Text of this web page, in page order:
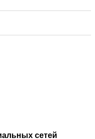
сетей